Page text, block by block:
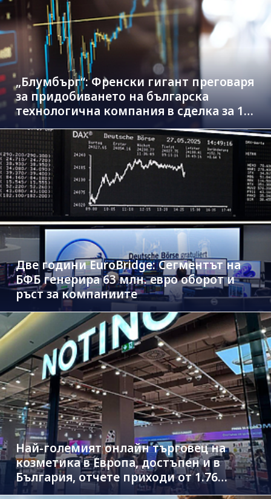
„Блумбърг“: Френски гигант преговаря
за придобиването на българска
технологична компания в сделка за 1.3
млрд. евро
Две години EuroBridge: Сегментът на
БФБ генерира 63 млн. евро оборот и
ръст за компаниите
Най-големият онлайн търговец на
козметика в Европа, достъпен и в
България, отчете приходи от 1.76
млрд. евро